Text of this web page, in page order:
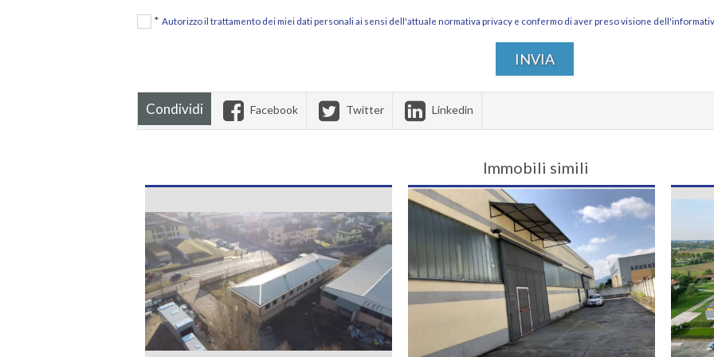
* Autorizzo il trattamento dei miei dati personali ai sensi dell'attuale normativa privacy e confermo di aver preso visione
Condividi Facebook Twitter Linkedin
Immobili simili